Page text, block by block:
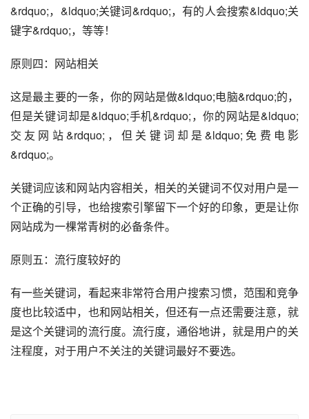
&rdquo;，&ldquo;关键词&rdquo;，有的人会搜索&ldquo;关
键字&rdquo;，等等！
原则四：网站相关
这是最主要的一条，你的网站是做&ldquo;电脑&rdquo;的，
但是关键词却是&ldquo;手机&rdquo;，你的网站是&ldquo;
交友网站&rdquo;，但关键词却是&ldquo;免费电影
&rdquo;。
关键词应该和网站内容相关，相关的关键词不仅对用户是一
个正确的引导，也给搜索引擎留下一个好的印象，更是让你
网站成为一棵常青树的必备条件。
原则五：流行度较好的
有一些关键词，看起来非常符合用户搜索习惯，范围和竞争
度也比较适中，也和网站相关，但还有一点还需要注意，就
是这个关键词的流行度。流行度，通俗地讲，就是用户的关
注程度，对于用户不关注的关键词最好不要选。